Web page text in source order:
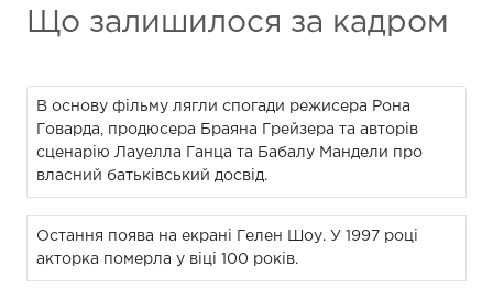
Що залишилося за кадром
В основу фільму лягли спогади режисера Рона
Говарда, продюсера Браяна Грейзера та авторів
сценарію Лауелла Ганца та Бабалу Мандели про
власний батьківський досвід.
Остання поява на екрані Гелен Шоу. У 1997 році
акторка померла у віці 100 років.